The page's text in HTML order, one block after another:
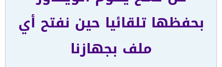
بحفظها تلقائيا حين نفتح أي
ملف بجهازنا